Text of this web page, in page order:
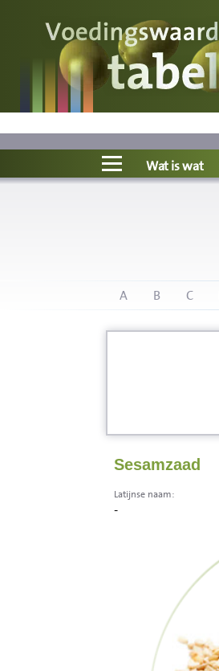
Voedingswaarde
Wat is wat?
Ons voedsel
Wat is wat
A B C
Sesamzaad
Latijnse naam:
-